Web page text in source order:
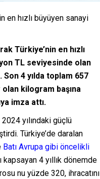
en hızlı büyüyen sanayi
Türkiye’nin en hızlı
TL seviyesinde olan
4 yılda toplam 657
kilogram başına
imza attı.
yılındaki güçlü
Türkiye’de daralan
Batı Avrupa gibi öncelikli
kapsayan 4 yıllık dönemde
nu yüzde 320, ihracatını